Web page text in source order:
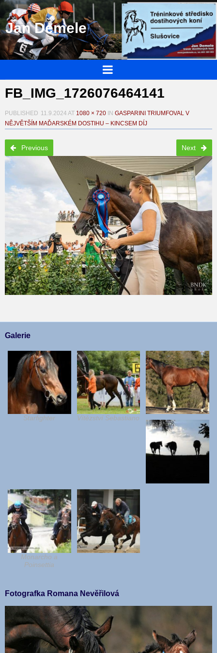
Jan Demele
FB_IMG_1726076464141
PUBLISHED 11.9.2024 AT 1080 × 720 IN GASPARINI TRIUMFOVAL V
NĚJVĚTŠÍM MAĎARSKÉM DOSTIHU – KINCSEM DÍJ
Previous Next
Galerie
Starfighter Vítězství Sebastiano
Monarcho a
Poinsettia
Fotografka Romana Nevěřilová